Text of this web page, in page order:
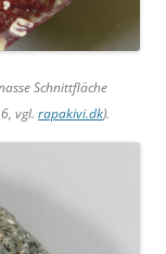
Schnittfläche
vgl. rapakivi.dk).